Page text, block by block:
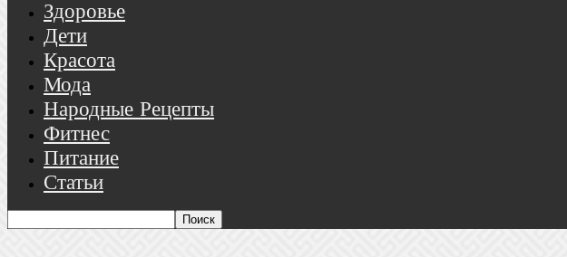
Здоровье
Дети
Красота
Мода
Народные Рецепты
Фитнес
Питание
Статьи